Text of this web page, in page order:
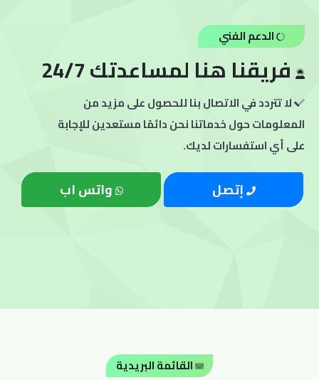
الدعم الفني
فريقنا هنا لمساعدتك 24/7
لا تتردد في الاتصال بنا للحصول على مزيد من
المعلومات حول خدماتنا نحن دائمًا مستعدين للإجابة
على أي استفسارات لديك.
إتصل واتس اب
القائمة البريدية